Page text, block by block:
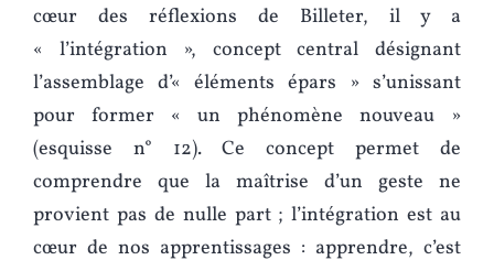
cœur des réflexions de Billeter, il y a
« l’intégration », concept central désignant
l’assemblage d’« éléments épars » s’unissant
pour former « un phénomène nouveau »
(esquisse n° 12). Ce concept permet de
comprendre que la maîtrise d’un geste ne
provient pas de nulle part ; l’intégration est au
cœur de nos apprentissages : apprendre, c’est